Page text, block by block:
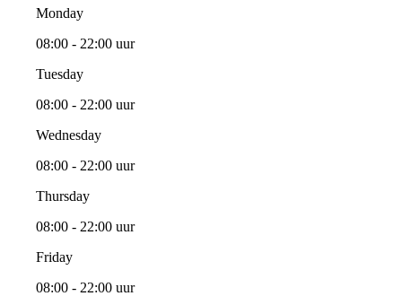
Monday
08:00 - 22:00 uur
Tuesday
08:00 - 22:00 uur
Wednesday
08:00 - 22:00 uur
Thursday
08:00 - 22:00 uur
Friday
08:00 - 22:00 uur